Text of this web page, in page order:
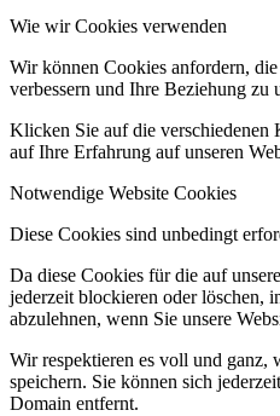
Wie wir Cookies verwenden
Wir können Cookies anfordern,
verbessern und Ihre Beziehung zu
Klicken Sie auf die verschiedenen
auf Ihre Erfahrung auf unseren
Notwendige Website Cookies
Diese Cookies sind unbedingt
Da diese Cookies für die auf
jederzeit blockieren oder löschen,
abzulehnen, wenn Sie unsere
Wir respektieren es voll und ganz,
speichern. Sie können sich
Domain entfernt.